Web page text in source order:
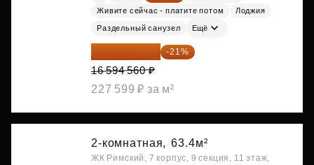
Живите сейчас - платите потом
Лоджия
Раздельный санузел Ещё
13 109 702 ₽ -21%
16 594 560 ₽
227 599 ₽ за м²
2-комнатная, 63.4м²
ЖК Римский, 7 корпус, 9 секция, 11 этаж,